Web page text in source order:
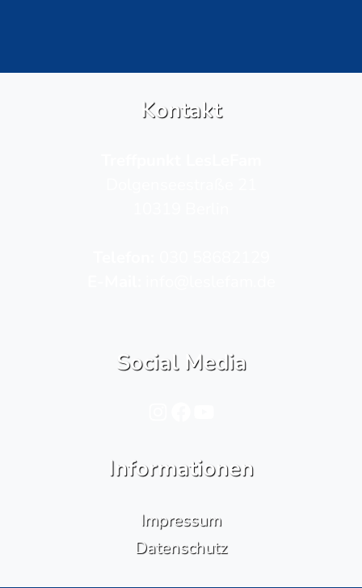
Kontakt
Social Media
Informationen
Impressum
Datenschutz